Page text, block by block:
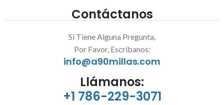
Contáctanos
Si Tiene Alguna Pregunta,
Por Favor, Escríbanos:
info@a90millas.com
Llámanos:
+1 786-229-3071